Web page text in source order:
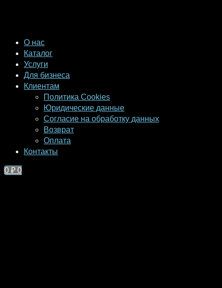
О нас
Каталог
Услуги
Для бизнеса
Клиентам
Политика Cookies
Юридические данные
Согласие на обработку данных
Возврат
Оплата
Контакты
0 ₽ 0